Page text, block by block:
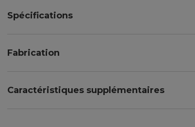
Spécifications
Capacité : 24 oz.
Fabrication
L’isolant sous vide fiable garde les boissons
Caractéristiques supplémentaires